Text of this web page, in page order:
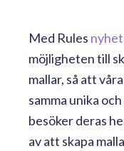
Med Rules
möjligheten till
mallar, så att
samma unika
besöker deras
av att skapa